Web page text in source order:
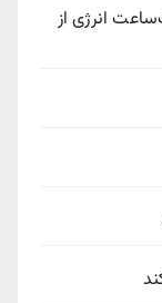
هزار و ۵۵۰ کیلووات‌ساعت انرژی از